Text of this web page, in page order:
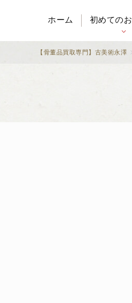
ホーム 初めての
【骨董品買取専門】古美術永澤